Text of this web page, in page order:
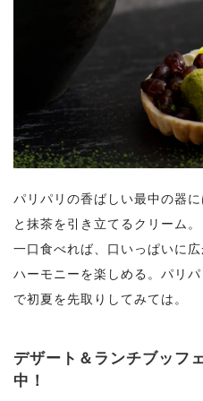
パリパリの香ばしい最中の器
と抹茶を引き立てるクリーム。
一口食べれば、口いっぱいに
ハーモニーを楽しめる。パリ
で初夏を先取りしてみては。
デザート＆ランチブッフ
中！